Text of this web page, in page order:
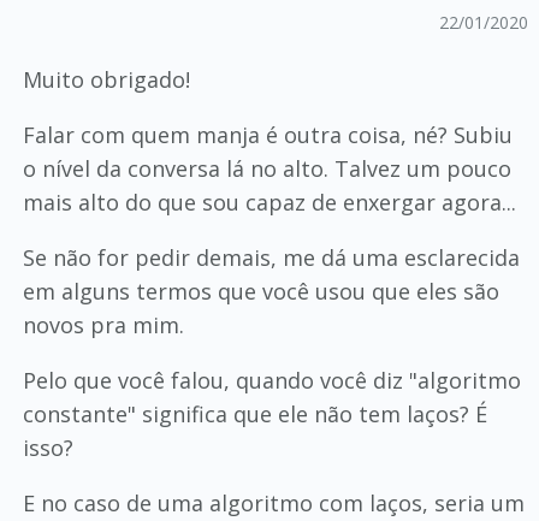
22/01/2020
Muito obrigado!
Falar com quem manja é outra coisa, né? Subiu
o nível da conversa lá no alto. Talvez um pouco
mais alto do que sou capaz de enxergar agora...
Se não for pedir demais, me dá uma esclarecida
em alguns termos que você usou que eles são
novos pra mim.
Pelo que você falou, quando você diz "algoritmo
constante" significa que ele não tem laços? É
isso?
E no caso de uma algoritmo com laços, seria um